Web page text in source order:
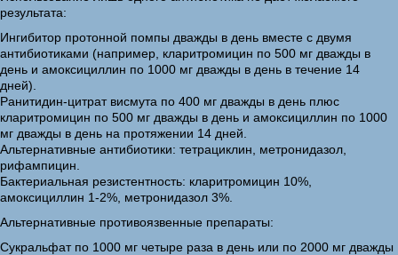
результата:
Ингибитор протонной помпы дважды в день вместе с двумя
антибиотиками (например, кларитромицин по 500 мг дважды в
день и амоксициллин по 1000 мг дважды в день в течение 14
дней).
Ранитидин-цитрат висмута по 400 мг дважды в день плюс
кларитромицин по 500 мг дважды в день и амоксициллин по 1000
мг дважды в день на протяжении 14 дней.
Альтернативные антибиотики: тетрациклин, метронидазол,
рифампицин.
Бактериальная резистентность: кларитромицин 10%,
амоксициллин 1-2%, метронидазол 3%.
Альтернативные противоязвенные препараты:
Сукральфат по 1000 мг четыре раза в день или по 2000 мг дважды